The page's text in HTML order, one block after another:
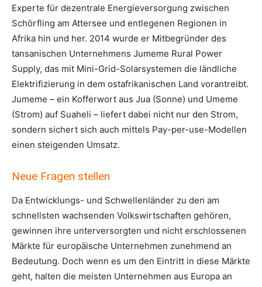
Experte für dezentrale Energieversorgung zwischen
Schörfling am Attersee und entlegenen Regionen in
Afrika hin und her. 2014 wurde er Mitbegründer des
tansanischen Unternehmens Jumeme Rural Power
Supply, das mit Mini-Grid-Solarsystemen die ländliche
Elektrifizierung in dem ostafrikanischen Land vorantreibt.
Jumeme – ein Kofferwort aus Jua (Sonne) und Umeme
(Strom) auf Suaheli – liefert dabei nicht nur den Strom,
sondern sichert sich auch mittels Pay-per-use-Modellen
einen steigenden Umsatz.
Neue Fragen stellen
Da Entwicklungs- und Schwellenländer zu den am
schnellsten wachsenden Volkswirtschaften gehören,
gewinnen ihre unterversorgten und nicht erschlossenen
Märkte für europäische Unternehmen zunehmend an
Bedeutung. Doch wenn es um den Eintritt in diese Märkte
geht, halten die meisten Unternehmen aus Europa an